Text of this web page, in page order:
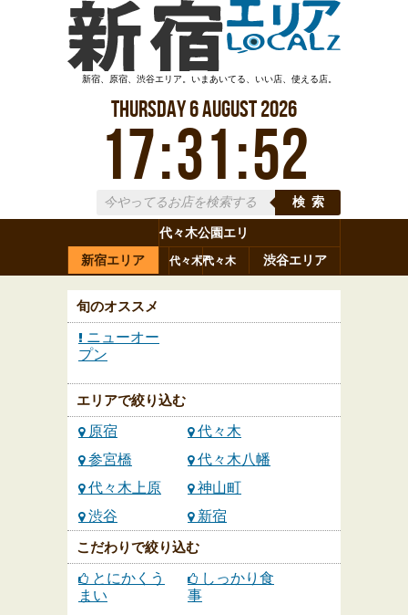
新宿、原宿、渋谷エリア。いまあいてる、いい店、使える店。
Thursday6August2026
17:31:53
検索
新宿エリア
代々木公園エリ
ア
渋谷エリア
原宿 代々木参宮橋
代々木
八幡
代々木
上原 神山町 渋谷 新宿
旬のオススメ
ニューオー
プン
エリアで絞り込む
原宿
代々木
参宮橋
代々木八幡
代々木上原
神山町
渋谷
新宿
こだわりで絞り込む
とにかくう
まい
しっかり食
事